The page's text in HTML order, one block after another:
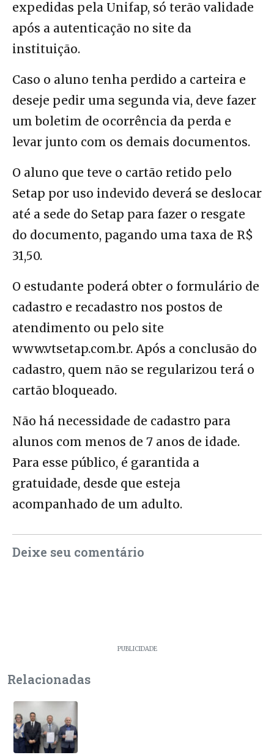
expedidas pela Unifap, só terão validade
após a autenticação no site da
instituição.
Caso o aluno tenha perdido a carteira e
deseje pedir uma segunda via, deve fazer
um boletim de ocorrência da perda e
levar junto com os demais documentos.
O aluno que teve o cartão retido pelo
Setap por uso indevido deverá se deslocar
até a sede do Setap para fazer o resgate
do documento, pagando uma taxa de R$
31,50.
O estudante poderá obter o formulário de
cadastro e recadastro nos postos de
atendimento ou pelo site
www.vtsetap.com.br. Após a conclusão do
cadastro, quem não se regularizou terá o
cartão bloqueado.
Não há necessidade de cadastro para
alunos com menos de 7 anos de idade.
Para esse público, é garantida a
gratuidade, desde que esteja
acompanhado de um adulto.
Deixe seu comentário
PUBLICIDADE
Relacionadas